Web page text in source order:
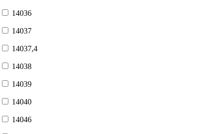
14036
14037
14037,4
14038
14039
14040
14046